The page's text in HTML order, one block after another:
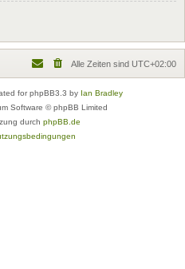
Alle Zeiten sind UTC+02:00
for phpBB3.3 by Ian Bradley
Software © phpBB Limited
durch phpBB.de